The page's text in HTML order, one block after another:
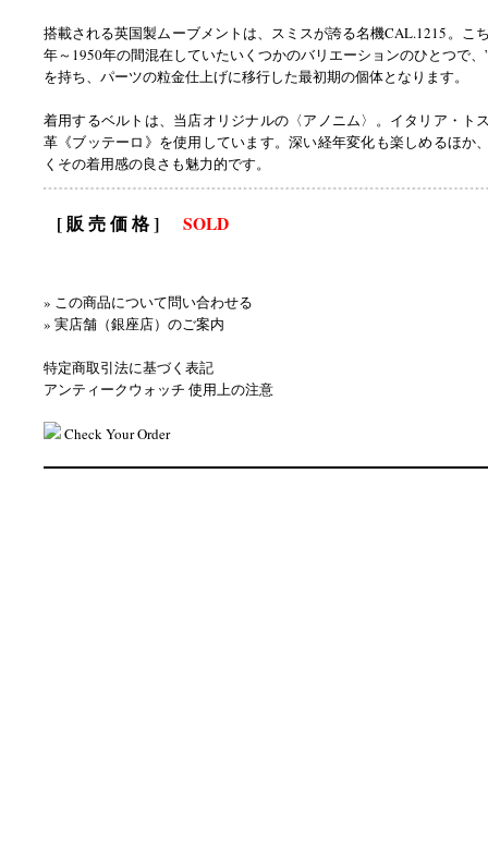
搭載される英国製ムーブメントは、スミスが誇る名機CAL.1215。こ
年～1950年の間混在していたいくつかのバリエーションのひとつで、
を持ち、パーツの粒金仕上げに移行した最初期の個体となります。
着用するベルトは、当店オリジナルの〈アノニム〉。イタリア・ト
革《ブッテーロ》を使用しています。深い経年変化も楽しめるほか
くその着用感の良さも魅力的です。
[ 販 売 価 格 ] SOLD
» この商品について問い合わせる
» 実店舗（銀座店）のご案内
特定商取引法に基づく表記
アンティークウォッチ 使用上の注意
Check Your Order